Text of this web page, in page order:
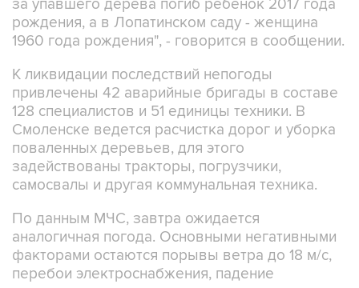
1960 года рождения", - говорится в сообщении.
К ликвидации последствий непогоды
128 специалистов и 51 единицы техники. В
Смоленске ведется расчистка дорог и уборка
поваленных деревьев, для этого
задействованы тракторы, погрузчики,
самосвалы и другая коммунальная техника.
По данным МЧС, завтра ожидается
факторами остаются порывы ветра до 18 м/с,
перебои электроснабжения, падение
деревьев.